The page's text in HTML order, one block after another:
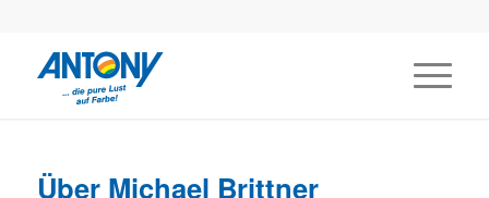
Über Michael Brittner